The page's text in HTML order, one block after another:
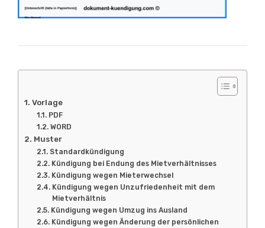
Vorlage
PDF
WORD
Muster
Standardkündigung
Kündigung bei Endung des Mietverhältnisses
Kündigung wegen Mieterwechsel
Kündigung wegen Unzufriedenheit mit dem
Mietverhältnis
Kündigung wegen Umzug ins Ausland
Kündigung wegen Änderung der persönlichen